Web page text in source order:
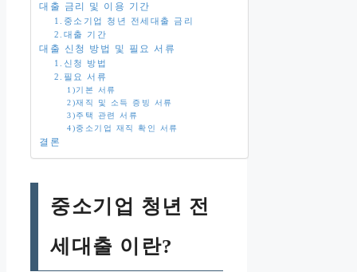
대출 금리 및 이용 기간
1.중소기업 청년 전세대출 금리
2.대출 기간
대출 신청 방법 및 필요 서류
1.신청 방법
2.필요 서류
1)기본 서류
2)재직 및 소득 증빙 서류
3)주택 관련 서류
4)중소기업 재직 확인 서류
결론
중소기업 청년 전
세대출 이란?